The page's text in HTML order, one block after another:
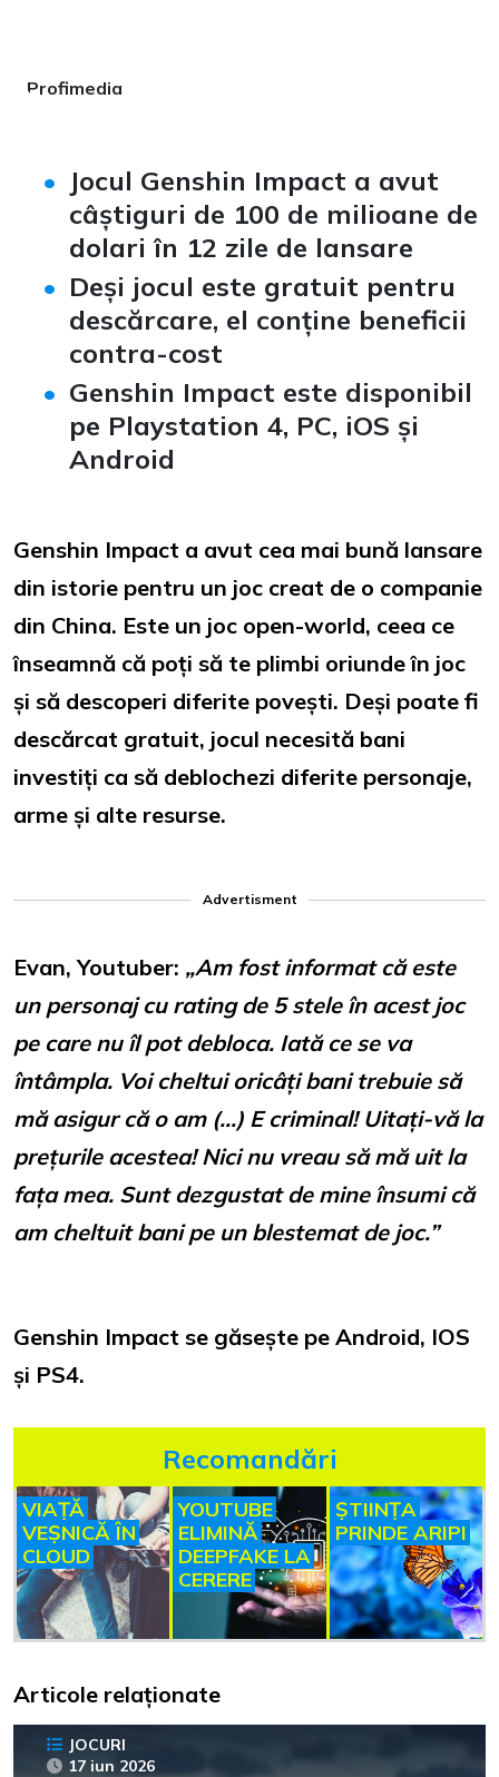
Profimedia
Jocul Genshin Impact a avut
câștiguri de 100 de milioane de
dolari în 12 zile de lansare
Deși jocul este gratuit pentru
descărcare, el conține beneficii
contra-cost
Genshin Impact este disponibil
pe Playstation 4, PC, iOS și
Android
Genshin Impact a avut cea mai bună lansare
din istorie pentru un joc creat de o companie
din China. Este un joc open-world, ceea ce
înseamnă că poți să te plimbi oriunde în joc
și să descoperi diferite povești. Deși poate fi
descărcat gratuit, jocul necesită bani
investiți ca să deblochezi diferite personaje,
arme și alte resurse.
Advertisment
Evan, Youtuber: „Am fost informat că este
un personaj cu rating de 5 stele în acest joc
pe care nu îl pot debloca. Iată ce se va
întâmpla. Voi cheltui oricâți bani trebuie să
mă asigur că o am (…) E criminal! Uitați-vă la
prețurile acestea! Nici nu vreau să mă uit la
fața mea. Sunt dezgustat de mine însumi că
am cheltuit bani pe un blestemat de joc.”
Genshin Impact se găsește pe Android, IOS
și PS4.
Recomandări
VIAȚĂ
VEȘNICĂ ÎN
CLOUD
YOUTUBE
ELIMINĂ
DEEPFAKE LA
CERERE
ȘTIINȚA
PRINDE ARIPI
Articole relaționate
JOCURI
17 iun 2026